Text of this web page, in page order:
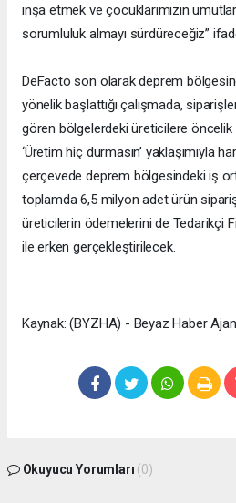
inşa etmek ve çocuklarımızın
sorumluluk almayı sürdüreceğiz”
DeFacto son olarak deprem
yönelik başlattığı çalışmada,
gören bölgelerdeki üreticilere öncelik
‘Üretim hiç durmasın’ yaklaşımıyla
çerçevede deprem bölgesindeki iş
toplamda 6,5 milyon adet ürün
üreticilerin ödemelerini de Tedarikçi
ile erken gerçekleştirilecek.
Kaynak: (BYZHA) - Beyaz Haber
Okuyucu Yorumları (0)